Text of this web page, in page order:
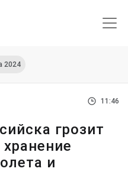
2024
11:46
грозит
и